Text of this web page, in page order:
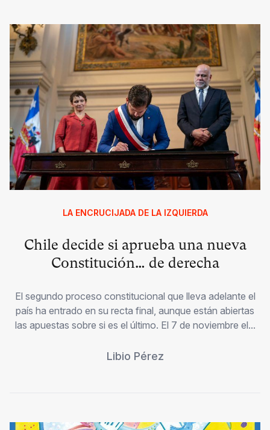
LA ENCRUCIJADA DE LA IZQUIERDA
Chile decide si aprueba una nueva
Constitución… de derecha
El segundo proceso constitucional que lleva adelante el
país ha entrado en su recta final, aunque están abiertas
las apuestas sobre si es el último. El 7 de noviembre el...
Libio Pérez